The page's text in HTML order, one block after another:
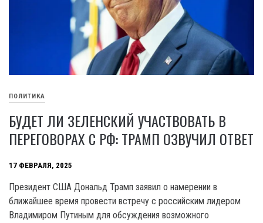
ПОЛИТИКА
БУДЕТ ЛИ ЗЕЛЕНСКИЙ УЧАСТВОВАТЬ В
ПЕРЕГОВОРАХ С РФ: ТРАМП ОЗВУЧИЛ ОТВЕТ
17 ФЕВРАЛЯ, 2025
Президент США Дональд Трамп заявил о намерении в
ближайшее время провести встречу с российским лидером
Владимиром Путиным для обсуждения возможного